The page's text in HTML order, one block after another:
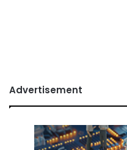
Advertisement